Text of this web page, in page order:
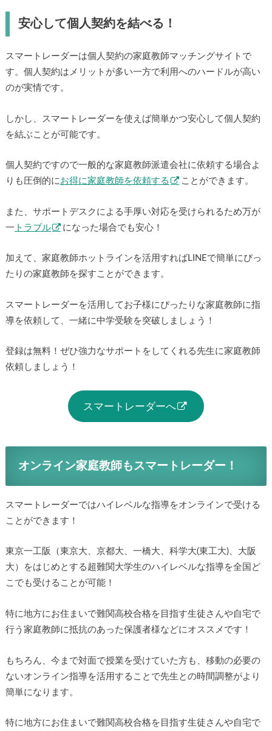
安心して個人契約を結べる！
スマートレーダーは個人契約の家庭教師マッチングサイトで
す。個人契約はメリットが多い一方で利用へのハードルが高い
のが実情です。
しかし、スマートレーダーを使えば簡単かつ安心して個人契約
を結ぶことが可能です。
個人契約ですので一般的な家庭教師派遣会社に依頼する場合よ
りも圧倒的にお得に家庭教師を依頼する ことができます。
また、サポートデスクによる手厚い対応を受けられるため万が
一 トラブル になった場合でも安心！
加えて、家庭教師ホットラインを活用すればLINEで簡単にぴっ
たりの家庭教師を探すことができます。
スマートレーダーを活用してお子様にぴったりな家庭教師に指
導を依頼して、一緒に中学受験を突破しましょう！
登録は無料！ぜひ強力なサポートをしてくれる先生に家庭教師
依頼しましょう！
スマートレーダーへ
オンライン家庭教師もスマートレーダー！
スマートレーダーではハイレベルな指導をオンラインで受ける
ことができます！
東京一工阪（東京大、京都大、一橋大、科学大(東工大)、大阪
大）をはじめとする超難関大学生のハイレベルな指導を全国ど
こでも受けることが可能！
特に地方にお住まいで難関高校合格を目指す生徒さんや自宅で
行う家庭教師に抵抗のあった保護者様などにオススメです！
もちろん、今まで対面で授業を受けていた方も、移動の必要の
ないオンライン指導を活用することで先生との時間調整がより
簡単になります。
特に地方にお住まいで難関高校合格を目指す生徒さんや自宅で